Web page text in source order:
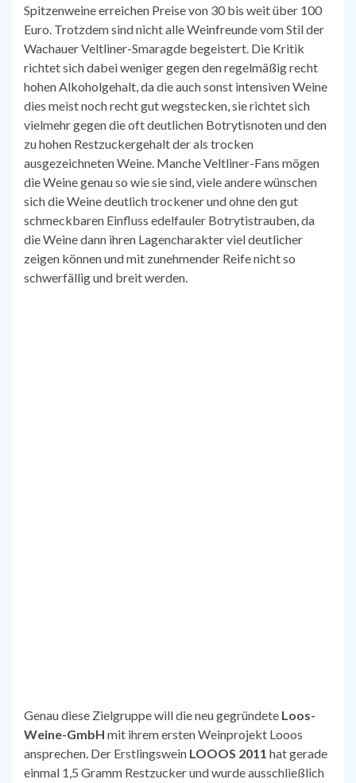
Spitzenweine erreichen Preise von 30 bis weit über 100
Euro. Trotzdem sind nicht alle Weinfreunde vom Stil der
Wachauer Veltliner-Smaragde begeistert. Die Kritik
richtet sich dabei weniger gegen den regelmäßig recht
hohen Alkoholgehalt, da die auch sonst intensiven Weine
dies meist noch recht gut wegstecken, sie richtet sich
vielmehr gegen die oft deutlichen Botrytisnoten und den
zu hohen Restzuckergehalt der als trocken
ausgezeichneten Weine. Manche Veltliner-Fans mögen
die Weine genau so wie sie sind, viele andere wünschen
sich die Weine deutlich trockener und ohne den gut
schmeckbaren Einfluss edelfauler Botrytistrauben, da
die Weine dann ihren Lagencharakter viel deutlicher
zeigen können und mit zunehmender Reife nicht so
schwerfällig und breit werden.
Genau diese Zielgruppe will die neu gegründete Loos-
Weine-GmbH mit ihrem ersten Weinprojekt Looos
ansprechen. Der Erstlingswein LOOOS 2011 hat gerade
einmal 1,5 Gramm Restzucker und wurde ausschließlich